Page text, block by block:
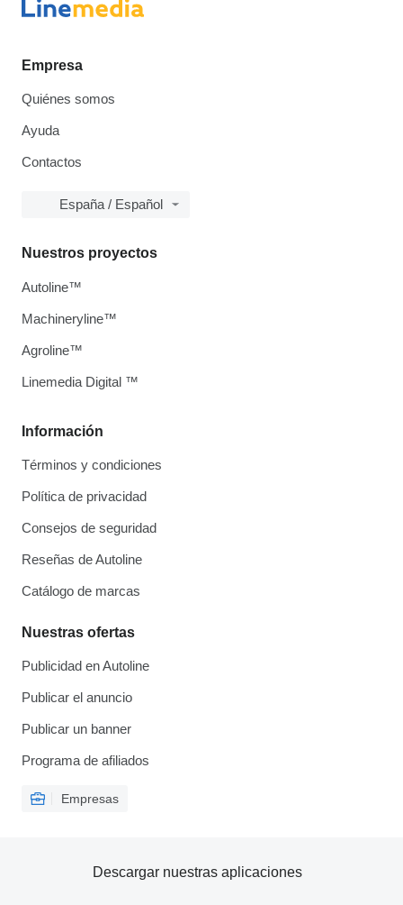
Empresa
Quiénes somos
Ayuda
Contactos
España / Español
Información
Términos y condiciones
Política de privacidad
Consejos de seguridad
Reseñas de Autoline
Catálogo de marcas
Nuestras ofertas
Publicidad en Autoline
Publicar el anuncio
Publicar un banner
Programa de afiliados
Empresas
Nuestros proyectos
Autoline™
Machineryline™
Agroline™
Linemedia Digital ™
Descargar nuestras aplicaciones